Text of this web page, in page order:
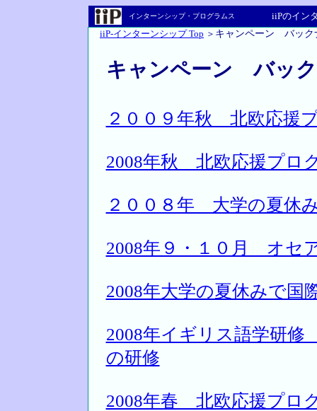
インターンシップ・プログラムス
iiPのイン
iiP-インターンシップ Top ＞ キャンペーン バック
キャンペーン バッ
２００９年秋 北欧応援
2008年秋 北欧応援プロ
２００８年 大学の夏休
2008年９・１０月 オセ
2008年大学の夏休みで国
2008年イギリス語学研
の研修
2008年春 北欧応援プロ